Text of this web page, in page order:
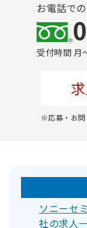
お電話で
受付時間 月
※応募・お問
ソニーセ
社の求人